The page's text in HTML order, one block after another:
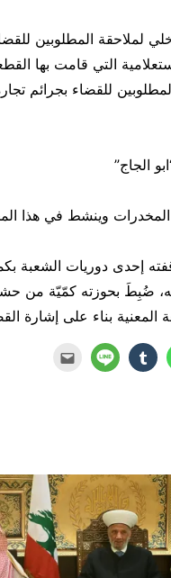
لملاحقة المطلوبين
التي قامت بها
للقضاء بجرائم
المخدرات وينشط في هذا
أوقفته إحدى دوريات
ضُبِطَ بحوزته كمّيّة من
بناء على إشارة